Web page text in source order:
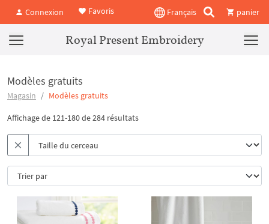
Connexion Favoris Français panier
Royal Present Embroidery
Modèles gratuits
Magasin Modèles gratuits
Affichage de 121-180 de 284 résultats